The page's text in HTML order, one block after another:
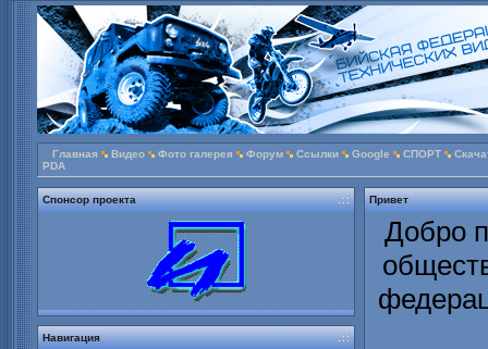
Главная Видео Фото галерея Форум Ссылки Google СПОРТ
PDA
Спонсор проекта
Навигация
Привет
Добро